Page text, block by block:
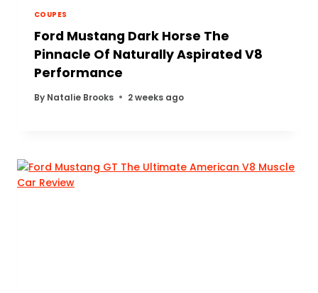
COUPES
Ford Mustang Dark Horse The
Pinnacle Of Naturally Aspirated V8
Performance
By Natalie Brooks 2 weeks ago